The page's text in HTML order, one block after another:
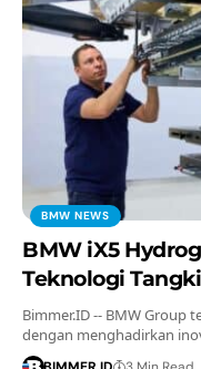
BMW NEWS
BMW iX5
Teknologi
Bimmer.ID -- BMW Group
dengan menghadirkan